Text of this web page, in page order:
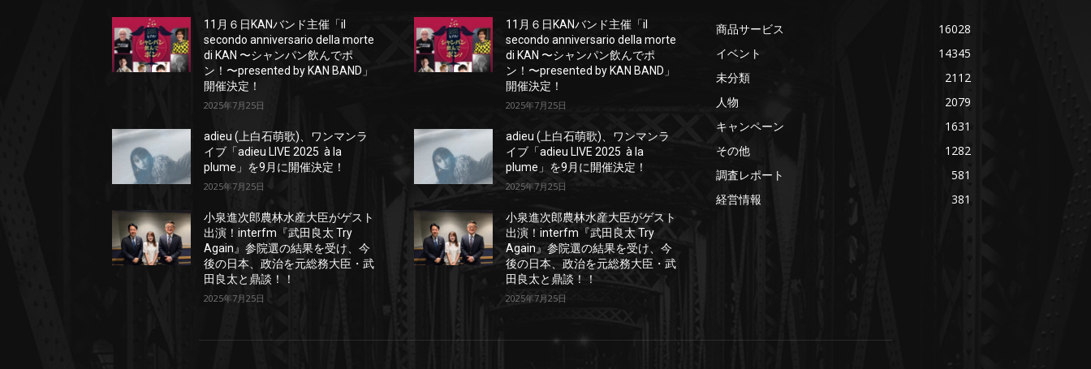
11月６日KANバンド主催「il
secondo anniversario della morte
di KAN 〜シャンパン飲んでポ
ン！〜presented by KAN BAND」
開催決定！
2025年7月25日
adieu (上白石萌歌)、ワンマンラ
イブ「adieu LIVE 2025 à la
plume」を9月に開催決定！
2025年7月25日
小泉進次郎農林水産大臣がゲスト
出演！interfm『武田良太 Try
Again』参院選の結果を受け、今
後の日本、政治を元総務大臣・武
田良太と鼎談！！
2025年7月25日
11月６日KANバンド主催「il
secondo anniversario della morte
di KAN 〜シャンパン飲んでポ
ン！〜presented by KAN BAND」
開催決定！
2025年7月25日
adieu (上白石萌歌)、ワンマンラ
イブ「adieu LIVE 2025 à la
plume」を9月に開催決定！
2025年7月25日
小泉進次郎農林水産大臣がゲスト
出演！interfm『武田良太 Try
Again』参院選の結果を受け、今
後の日本、政治を元総務大臣・武
田良太と鼎談！！
2025年7月25日
商品サービス
16028
イベント
14345
未分類
2112
人物
2079
キャンペーン
1631
その他
1282
調査レポート
581
経営情報
381